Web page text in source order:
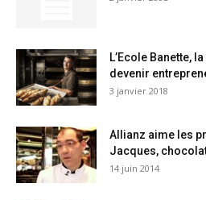
L’Ecole Banette,
devenir
3 janvier 2018
Allianz aime les
Jacques,
14 juin 2014